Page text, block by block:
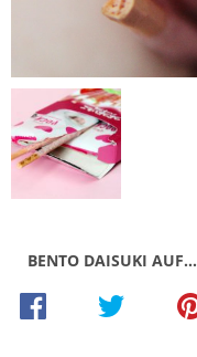
BENTO DAISUKI AUF…